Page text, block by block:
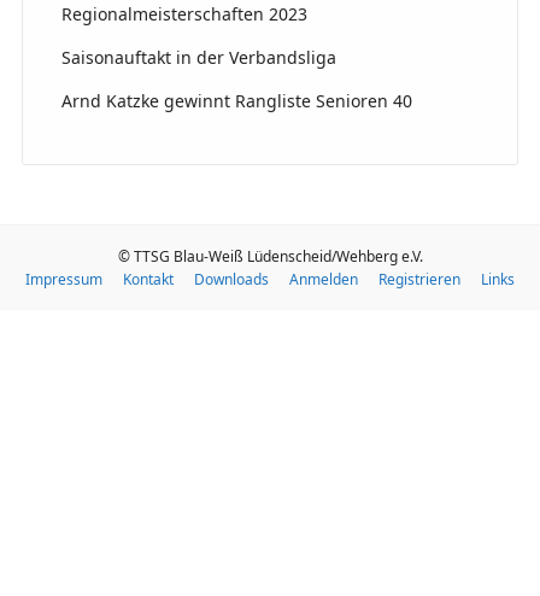
Regionalmeisterschaften 2023
Saisonauftakt in der Verbandsliga
Arnd Katzke gewinnt Rangliste Senioren 40
© TTSG Blau-Weiß Lüdenscheid/Wehberg e.V.
Impressum
Kontakt Downloads Anmelden Registrieren Links